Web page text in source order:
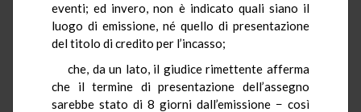
eventi; ed invero, non è indicato quali siano il
luogo di emissione, né quello di presentazione
del titolo di credito per l’incasso;
che, da un lato, il giudice rimettente afferma
che il termine di presentazione dell’assegno
sarebbe stato di 8 giorni dall’emissione − così